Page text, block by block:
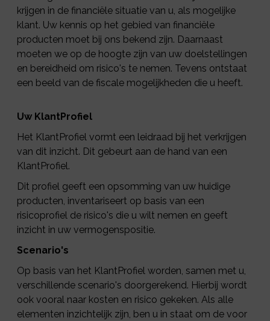
krijgen in de financiële situatie van u, als mogelijke
klant. Uw kennis op het gebied van financiële
producten moet bij ons bekend zijn. Daarnaast
moeten we op de hoogte zijn van uw doelstellingen
en bereidheid om risico's te nemen. Tevens ontstaat
een beeld van de fiscale mogelijkheden die u heeft.
Uw KlantProfiel
Het KlantProfiel vormt een leidraad bij het verkrijgen
van dit inzicht. Dit gebeurt aan de hand van een
KlantProfiel.
Dit profiel geeft een opsomming van uw huidige
producten, inventariseert op basis van een
risicoprofiel de risico's die u wilt nemen en geeft
inzicht in uw vermogenspositie.
Scenario's
Op basis van het KlantProfiel worden, samen met u,
verschillende scenario's doorgerekend. Hierbij wordt
ook vooral naar kosten en risico gekeken. Als alle
elementen inzichtelijk zijn, ben u in staat om de voor